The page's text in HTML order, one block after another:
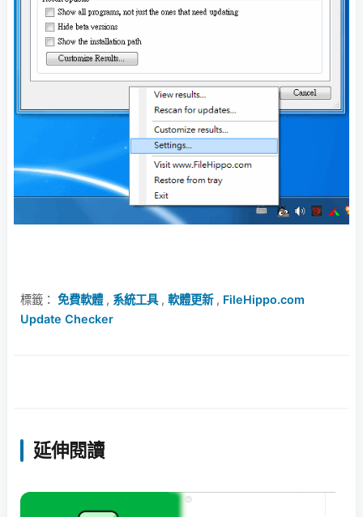
標籤： 免費軟體, 系統工具, 軟體更新, FileHippo.com
Update Checker
延伸閱讀